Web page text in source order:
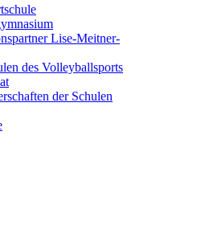
Lise-Meitner-
des Volleyballsports
der Schulen